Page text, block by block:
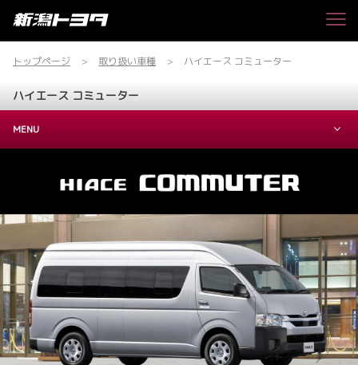
トップページ 取り扱い車種 ハイエース コミューター
ハイエース コミューター
MENU